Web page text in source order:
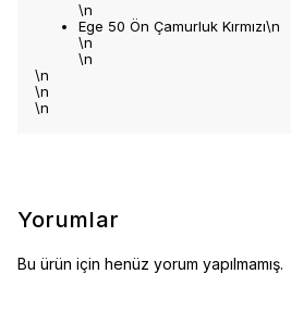
\n
Ege 50 Ön Çamurluk Kırmızı\n
\n
\n
\n
\n
\n
Yorumlar
Bu ürün için henüz yorum yapılmamış.